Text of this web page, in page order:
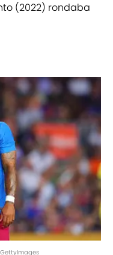
(2022) rondaba